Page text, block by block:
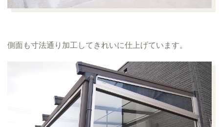
側面も寸法通り加工してきれいに仕上げています。